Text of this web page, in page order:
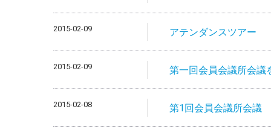
2015-02-09 アテンダンスツアー
2015-02-09 第一回会員会議所会議
2015-02-08 第1回会員会議所会議